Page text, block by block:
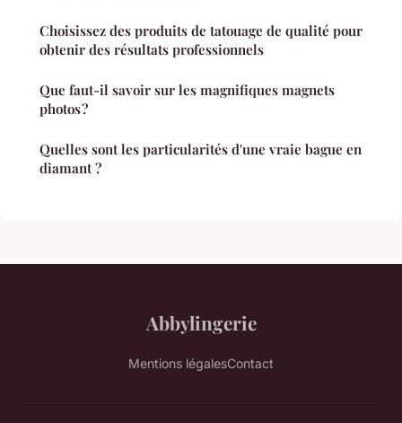
Choisissez des produits de tatouage de qualité pour
obtenir des résultats professionnels
Que faut-il savoir sur les magnifiques magnets
photos ?
Quelles sont les particularités d'une vraie bague en
diamant ?
Abbylingerie
Mentions légalesContact